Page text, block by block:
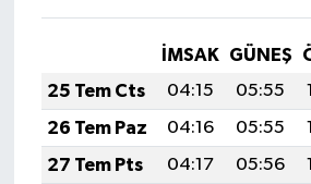
İMSAK GÜNEŞ
25 Tem Cts
04:15 05:55
26 Tem Paz
04:16 05:55
27 Tem Pts
04:17 05:56